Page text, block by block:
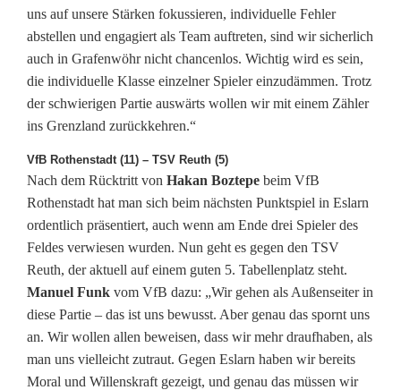
uns auf unsere Stärken fokussieren, individuelle Fehler
abstellen und engagiert als Team auftreten, sind wir sicherlich
auch in Grafenwöhr nicht chancenlos. Wichtig wird es sein,
die individuelle Klasse einzelner Spieler einzudämmen. Trotz
der schwierigen Partie auswärts wollen wir mit einem Zähler
ins Grenzland zurückkehren.“
VfB Rothenstadt (11) – TSV Reuth (5)
Nach dem Rücktritt von Hakan Boztepe beim VfB
Rothenstadt hat man sich beim nächsten Punktspiel in Eslarn
ordentlich präsentiert, auch wenn am Ende drei Spieler des
Feldes verwiesen wurden. Nun geht es gegen den TSV
Reuth, der aktuell auf einem guten 5. Tabellenplatz steht.
Manuel Funk vom VfB dazu: „Wir gehen als Außenseiter in
diese Partie – das ist uns bewusst. Aber genau das spornt uns
an. Wir wollen allen beweisen, dass wir mehr draufhaben, als
man uns vielleicht zutraut. Gegen Eslarn haben wir bereits
Moral und Willenskraft gezeigt, und genau das müssen wir